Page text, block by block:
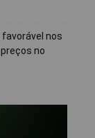
favorável nos
no